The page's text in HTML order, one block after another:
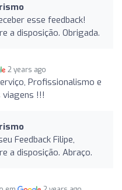
esse feedback!
a disposição. Obrigada.
2 years ago
Profissionalismo e
viagens !!!
Feedback Filipe,
a disposição. Abraço.